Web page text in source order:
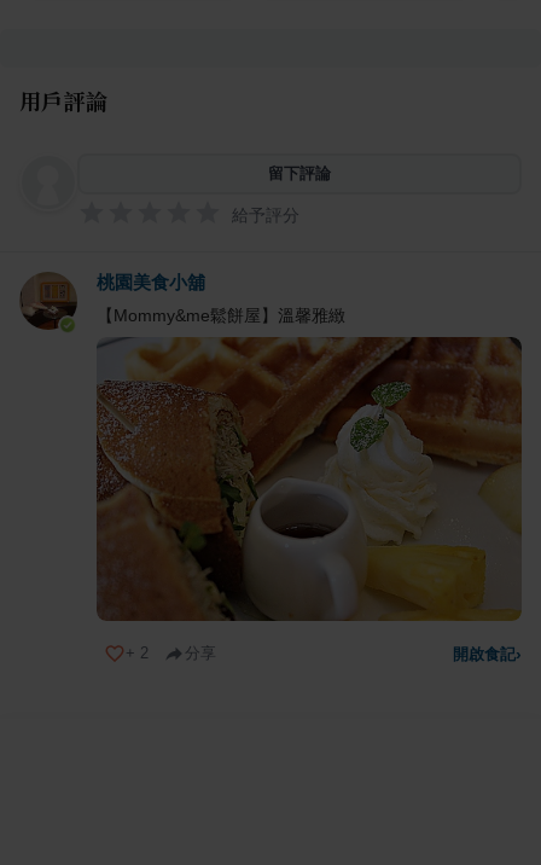
用戶評論
留下評論
給予評分
桃園美食小舖
【Mommy&me鬆餅屋】溫馨雅緻
+ 2 分享 開啟食記›